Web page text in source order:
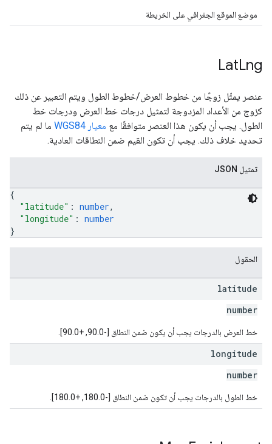
موضع الموقع الجغرافي على الخريطة
LatLng
عنصر يمثّل زوجًا من خطوط العرض/خطوط الطول ويتم التعبير عن ذلك
كزوج من الأعداد المزدوجة لتمثيل درجات خط العرض ودرجات خط
الطول. يجب أن يكون هذا العنصر متوافقًا مع معيار WGS84
ما لم يتم
تحديد خلاف ذلك. يجب أن تكون القيم ضمن النطاقات العادية.
تمثيل JSON
{
"latitude" : number,
"longitude" : number
}
الحقول
latitude
number
خط العرض بالدرجات يجب أن يكون ضمن النطاق [-90.0, +90.0].
longitude
number
خط الطول بالدرجات يجب أن تكون ضمن النطاق [-180.0, +180.0].